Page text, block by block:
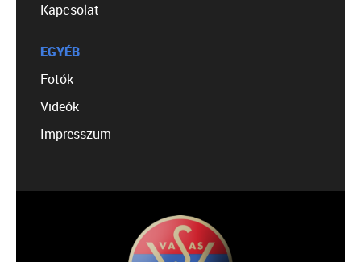
Kapcsolat
EGYÉB
Fotók
Videók
Impresszum